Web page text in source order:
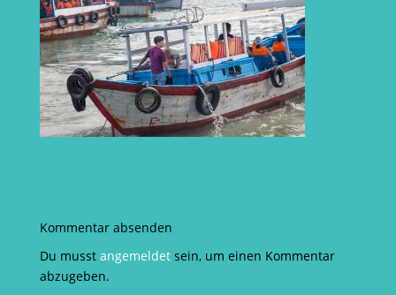
Kommentar absenden
Du musst angemeldetsein, um einen Kommentar
abzugeben.